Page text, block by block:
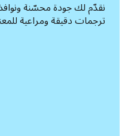
ترجمات دقيقة ومراعية